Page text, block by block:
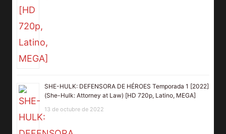
SHE-HULK: DEFENSORA DE HÉROES Temporada 1 [2022]
(She-Hulk: Attorney at Law) [HD 720p, Latino, MEGA]
13 de octubre de 2022